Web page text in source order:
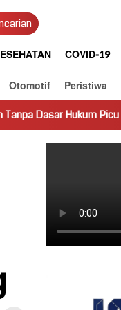
COVID-19
Otomotif Peristiwa
Picu Keresahan